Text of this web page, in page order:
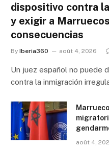
dispositivo contra
y exigir a
consecuencias
By Iberia360 août 4, 2026
Un juez español no puede
contra la inmigración
août 4,